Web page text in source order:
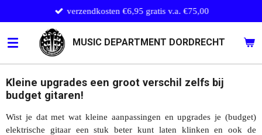
direct
naar
de
hoofdinhoud
MUSIC DEPARTMENT DORDRECHT
verzendkosten €6,95 gratis v.a. €75,00
Kleine upgrades een groot verschil zelfs bij
budget gitaren!
Wist je dat met wat kleine aanpassingen en upgrades je (budget)
elektrische gitaar een stuk beter kunt laten klinken en ook de